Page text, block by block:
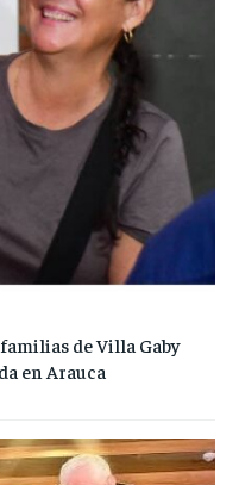
de Villa Gaby
en Arauca